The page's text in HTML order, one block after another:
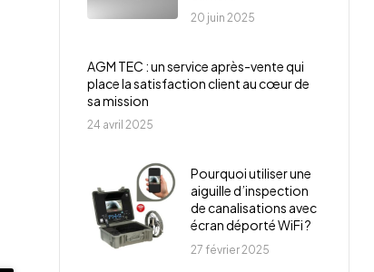
20 juin 2025
AGM TEC : un service après-vente qui
place la satisfaction client au cœur de
sa mission
24 avril 2025
Pourquoi utiliser une
aiguille d’inspection
de canalisations avec
écran déporté WiFi ?
27 février 2025